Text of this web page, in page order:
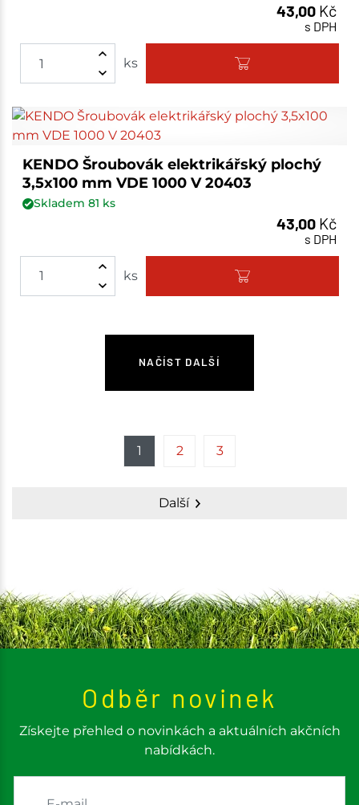
43,00 Kč
s DPH
ks
KENDO Šroubovák elektrikářský plochý
3,5x100 mm VDE 1000 V 20403
Skladem 81 ks
43,00 Kč
s DPH
ks
NAČÍST DALŠÍ
1 2 3
Další
Odběr novinek
Získejte přehled o novinkách a aktuálních akčních
nabídkách.